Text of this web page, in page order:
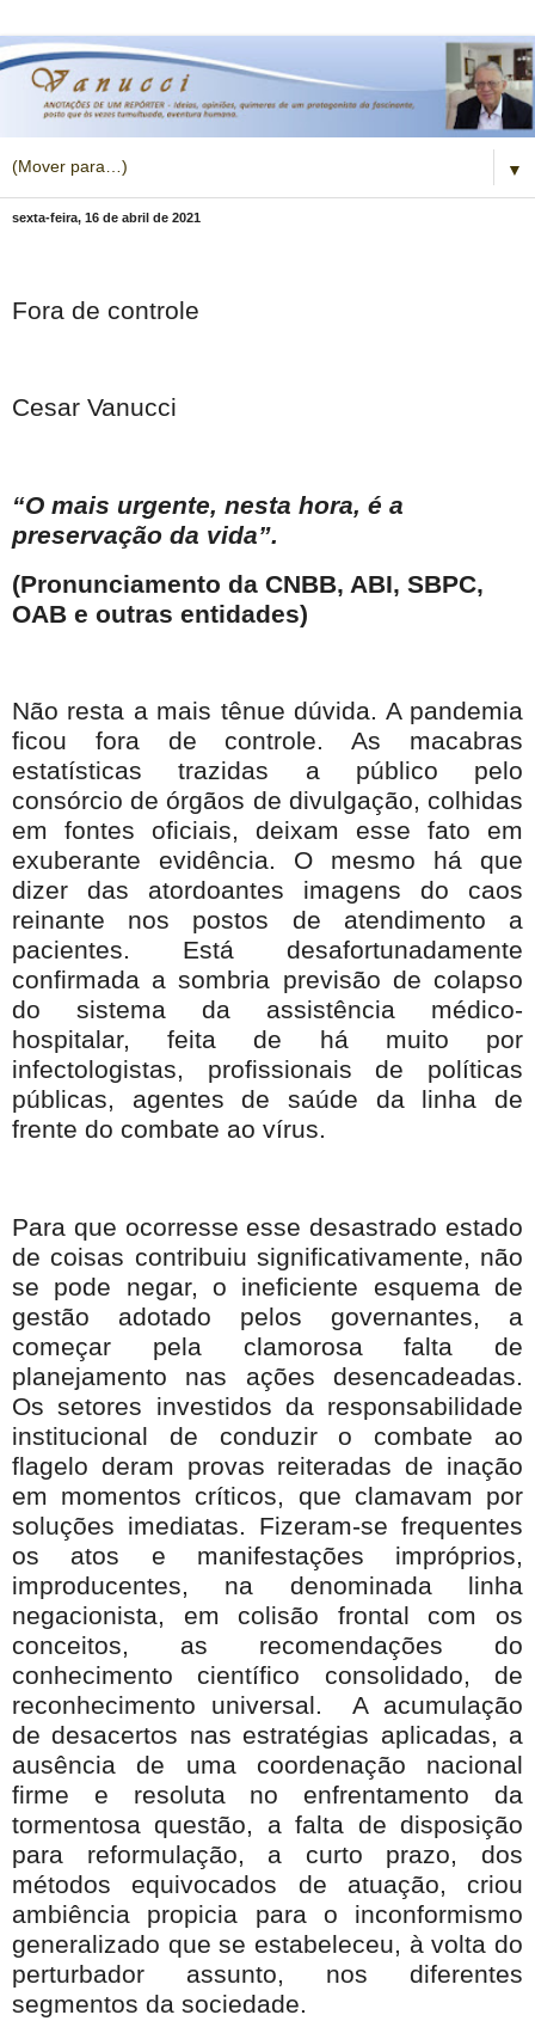
▼
sexta-feira, 16 de abril de 2021
Fora de controle
Cesar Vanucci
“O mais urgente, nesta hora, é a
preservação da vida”.
(Pronunciamento da CNBB, ABI, SBPC,
OAB e outras entidades)
Não resta a mais tênue dúvida. A pandemia
ficou fora de controle. As macabras
estatísticas trazidas a público pelo
consórcio de órgãos de divulgação, colhidas
em fontes oficiais, deixam esse fato em
exuberante evidência. O mesmo há que
dizer das atordoantes imagens do caos
reinante nos postos de atendimento a
pacientes. Está desafortunadamente
confirmada a sombria previsão de colapso
do sistema da assistência médico-
hospitalar, feita de há muito por
infectologistas, profissionais de políticas
públicas, agentes de saúde da linha de
frente do combate ao vírus.
Para que ocorresse esse desastrado estado
de coisas contribuiu significativamente, não
se pode negar, o ineficiente esquema de
gestão adotado pelos governantes, a
começar pela clamorosa falta de
planejamento nas ações desencadeadas.
Os setores investidos da responsabilidade
institucional de conduzir o combate ao
flagelo deram provas reiteradas de inação
em momentos críticos, que clamavam por
soluções imediatas. Fizeram-se frequentes
os atos e manifestações impróprios,
improducentes, na denominada linha
negacionista, em colisão frontal com os
conceitos, as recomendações do
conhecimento científico consolidado, de
reconhecimento universal.
A acumulação
de desacertos nas estratégias aplicadas, a
ausência de uma coordenação nacional
firme e resoluta no enfrentamento da
tormentosa questão, a falta de disposição
para reformulação, a curto prazo, dos
métodos equivocados de atuação, criou
ambiência propicia para o inconformismo
generalizado que se estabeleceu, à volta do
perturbador assunto, nos diferentes
segmentos da sociedade.